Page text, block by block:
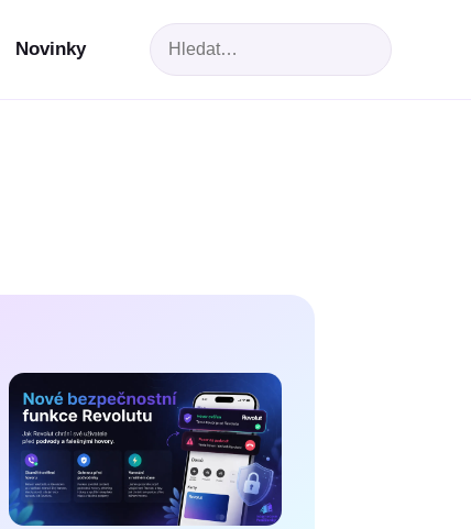
Novinky
Hledat